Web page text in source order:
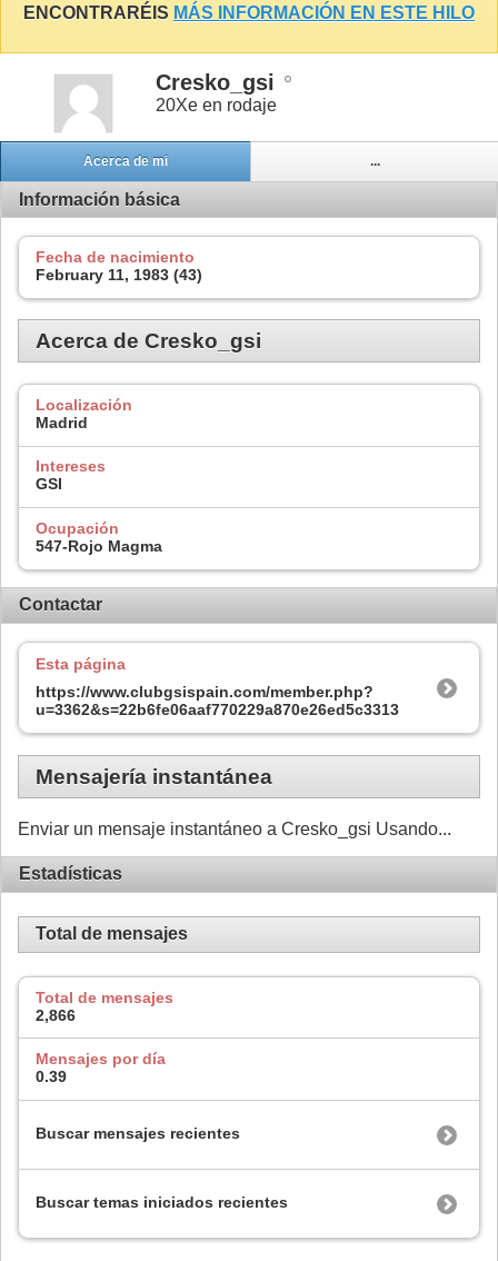
ENCONTRARÉIS MÁS INFORMACIÓN EN ESTE HILO
Cresko_gsi
20Xe en rodaje
Acerca de mi ...
Información básica
Fecha de nacimiento
February 11, 1983 (43)
Acerca de Cresko_gsi
Localización
Madrid
Intereses
GSI
Ocupación
547-Rojo Magma
Contactar
Esta página
https://www.clubgsispain.com/member.php?
u=3362&s=22b6fe06aaf770229a870e26ed5c3313
Mensajería instantánea
Enviar un mensaje instantáneo a Cresko_gsi Usando...
Estadísticas
Total de mensajes
Total de mensajes
2,866
Mensajes por día
0.39
Buscar mensajes recientes
Buscar temas iniciados recientes